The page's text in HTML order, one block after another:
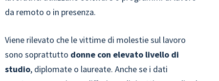
da remoto o in presenza.
Viene rilevato che le vittime di molestie sul lavoro
sono soprattutto donne con elevato livello di
studio, diplomate o laureate. Anche se i dati